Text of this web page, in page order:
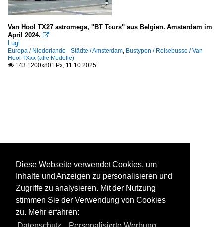
Van Hool TX27 astromega, ''BT Tours'' aus Belgien. Amsterdam im
April 2024. 
Lugi
Europa / Niederlande - Städte / Amsterdam, Bustypen / Reisebusse / Van
Hool TXxx (alle Modelle)
 143 1200x801 Px, 11.10.2025
Diese Webseite verwendet Cookies, um
Inhalte und Anzeigen zu personalisieren und
Zugriffe zu analysieren. Mit der Nutzung
stimmen Sie der Verwendung von Cookies
zu. Mehr erfahren: